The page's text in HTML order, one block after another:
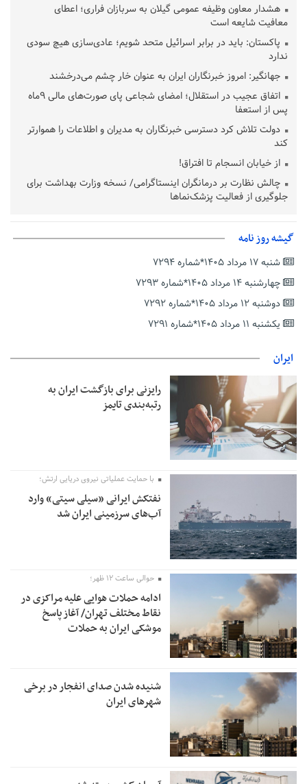
هشدار معاون وظیفه عمومی گیلان به سربازان فراری؛ اعطای
معافیت شایعه است
پاکستان: باید در برابر اسرائیل متحد شویم؛ عادی‌سازی هیچ سودی
ندارد
جهانگیر: امروز خبرنگاران ایران به عنوان خار چشم می‌درخشند
اتفاق عجیب در استقلال؛ امضای شجاعی پای صورت‌های مالی ٩ماه
پس از استعفا
دولت تلاش کرد دسترسی خبرنگاران به مدیران و اطلاعات را هموارتر
کند
از خیابان انسجام تا افتراق!
چالش نظارت بر درمانگران اینستاگرامی/ نسخه وزارت بهداشت برای
جلوگیری از فعالیت پزشک‌نماها
پشتیبانی از زنجیره ارزش بادام زمینی در اولویت سیاست‌های
بخش دوم گفت‌وگوی پزشکیان با مردم امشب پخش می‌شود
جزئیات فعال‌سازی «کیف پول ایران» اعلام شد
حمایت از مرزنشینان نباید به زیان تولید باشد/مواد اولیه با کولبری
وارد شود
امیر اکرمی‌نیا: ارتش کاملاً آماده است
گیشه روز نامه
شنبه ۱۷ مرداد ۱۴۰۵*شماره ۷۲۹۴
چهارشنبه ۱۴ مرداد ۱۴۰۵*شماره ۷۲۹۳
دوشنبه ۱۲ مرداد ۱۴۰۵*شماره ۷۲۹۲
یکشنبه ۱۱ مرداد ۱۴۰۵*شماره ۷۲۹۱
ایران
رایزنی برای بازگشت ایران به
رتبه‌بندی تایمز
با حمایت عملیاتی نیروی دریایی ارتش؛
نفتکش ایرانی «سیلی سیتی» وارد
آب‌های سرزمینی ایران شد
حوالی ساعت ۱۲ ظهر؛
ادامه حملات هوایی علیه مراکزی در
نقاط مختلف تهران/ آغاز پاسخ
موشکی ایران به حملات
شنیده شدن صدای انفجار در برخی
شهرهای ایران